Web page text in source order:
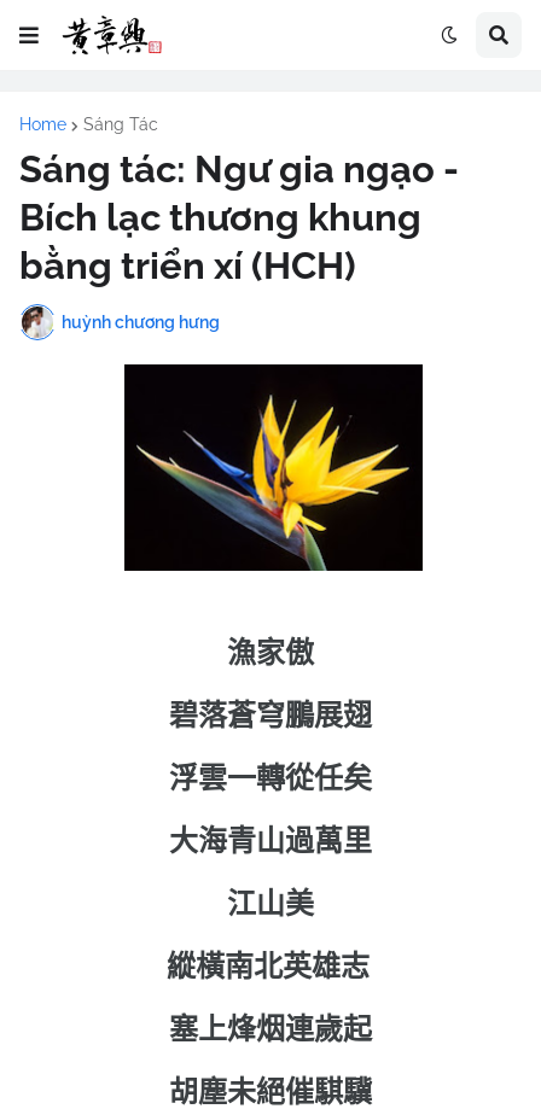
Home Sáng Tác
Sáng tác: Ngư gia ngạo -
Bích lạc thương khung
bằng triển xí (HCH)
huỳnh chương hưng
漁家傲
碧落蒼穹鵬展翅
浮雲一轉從任矣
大海青山過萬里
江山美
縱橫南北英雄志
塞上烽烟連歲起
胡塵未絕催騏驥